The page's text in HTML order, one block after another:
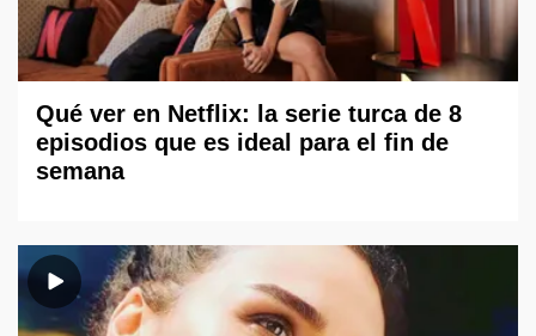
Qué ver en Netflix: la serie turca de 8
episodios que es ideal para el fin de
semana